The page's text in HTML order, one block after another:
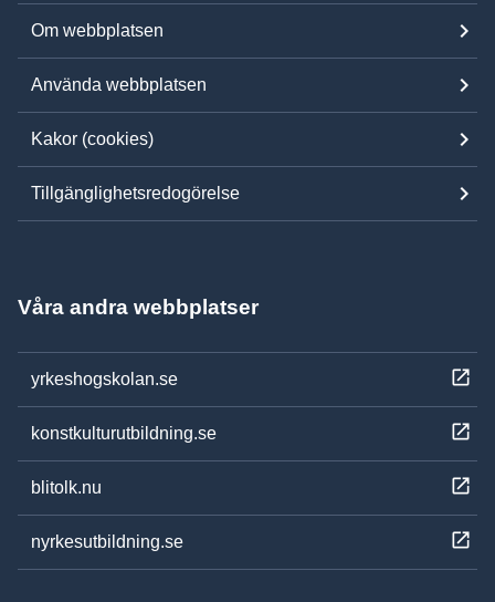
Om webbplatsen
Använda webbplatsen
Kakor (cookies)
Tillgänglighetsredogörelse
Våra andra webbplatser
yrkeshogskolan.se
konstkulturutbildning.se
blitolk.nu
nyrkesutbildning.se